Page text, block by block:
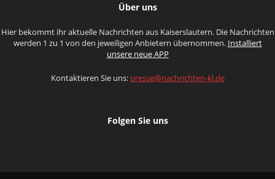
Über uns
Hier bekommt ihr aktuelle Nachrichten aus Kaiserslautern. Die Nachrichten
werden 1 zu 1 von den jeweiligen Anbietern übernommen. Installiert
unsere neue APP
Kontaktieren Sie uns: presse@nachrichten-kl.de
Folgen Sie uns